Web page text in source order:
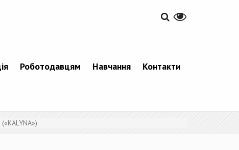
Роботодавцям Навчання Контакти